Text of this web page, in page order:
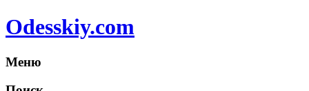
Odesskiy.com
Меню